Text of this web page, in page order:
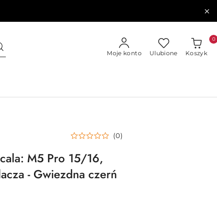
Moje konto Ulubione Koszyk
0
(0)
M5 Pro 15/16,
- Gwiezdna czerń